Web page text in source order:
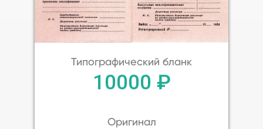
Типографический бланк
10000 ₽
Оригинал